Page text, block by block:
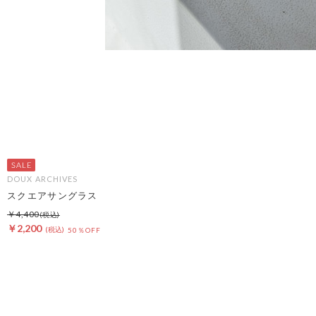
DOUX ARCHIVES
スクエアサングラス
￥2,200 50％OFF
￥4,400